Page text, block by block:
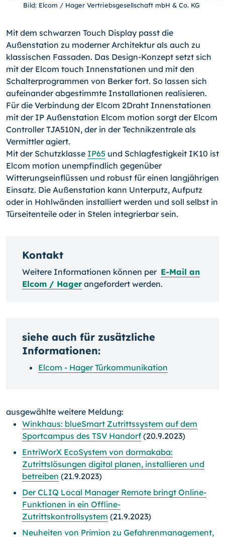
Bild: Elcom / Hager Vertriebsgesellschaft mbH & Co. KG
Mit dem schwarzen Touch Display passt die
Außenstation zu moderner Architektur als auch zu
klassischen Fassaden. Das Design-Konzept setzt sich
mit der Elcom touch Innenstationen und mit den
Schalterprogrammen von Berker fort. So lassen sich
aufeinander abgestimmte Installationen realisieren.
Für die Verbindung der Elcom 2Draht Innenstationen
mit der IP Außenstation Elcom motion sorgt der Elcom
Controller TJA510N, der in der Technikzentrale als
Vermittler agiert.
Mit der Schutzklasse IP65 und Schlagfestigkeit IK10 ist
Elcom motion unempfindlich gegenüber
Witterungseinflüssen und robust für einen langjährigen
Einsatz. Die Außenstation kann Unterputz, Aufputz
oder in Hohlwänden installiert werden und soll selbst in
Türseitenteile oder in Stelen integrierbar sein.
Kontakt
Weitere Informationen können per E-Mail an
Elcom / Hager angefordert werden.
siehe auch für zusätzliche
Informationen:
Elcom - Hager Türkommunikation
ausgewählte weitere Meldung:
Winkhaus: blueSmart Zutrittssystem auf dem
Sportcampus des TSV Handorf (20.9.2023)
EntriWorX EcoSystem von dormakaba:
Zutrittslösungen digital planen, installieren und
betreiben (21.9.2023)
Der CLIQ Local Manager Remote bringt Online-
Funktionen in ein Offline-
Zutrittskontrollsystem (21.9.2023)
Neuheiten von Primion zu Gefahrenmanagement,